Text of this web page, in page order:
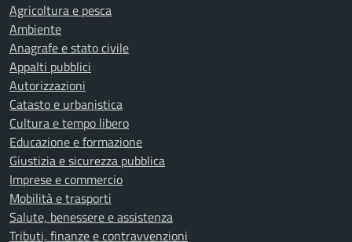
Agricoltura e pesca
Ambiente
Anagrafe e stato civile
Appalti pubblici
Autorizzazioni
Catasto e urbanistica
Cultura e tempo libero
Educazione e formazione
Giustizia e sicurezza pubblica
Imprese e commercio
Mobilità e trasporti
Salute, benessere e assistenza
Tributi, finanze e contravvenzioni